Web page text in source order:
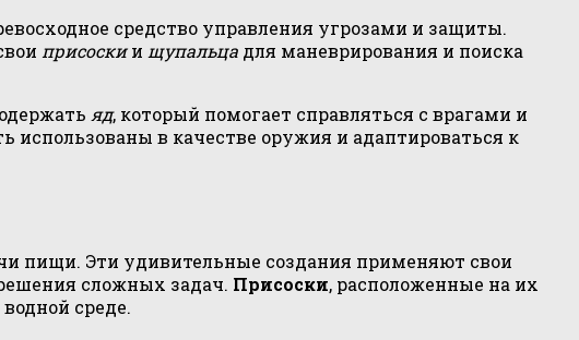
средство управления угрозами и защиты.
присоскии щупальца для маневрирования и поиска
яд, который помогает справляться с врагами и
использованы в качестве оружия и адаптироваться к
пищи. Эти удивительные создания применяют свои
сложных задач. Присоски, расположенные на их
среде.